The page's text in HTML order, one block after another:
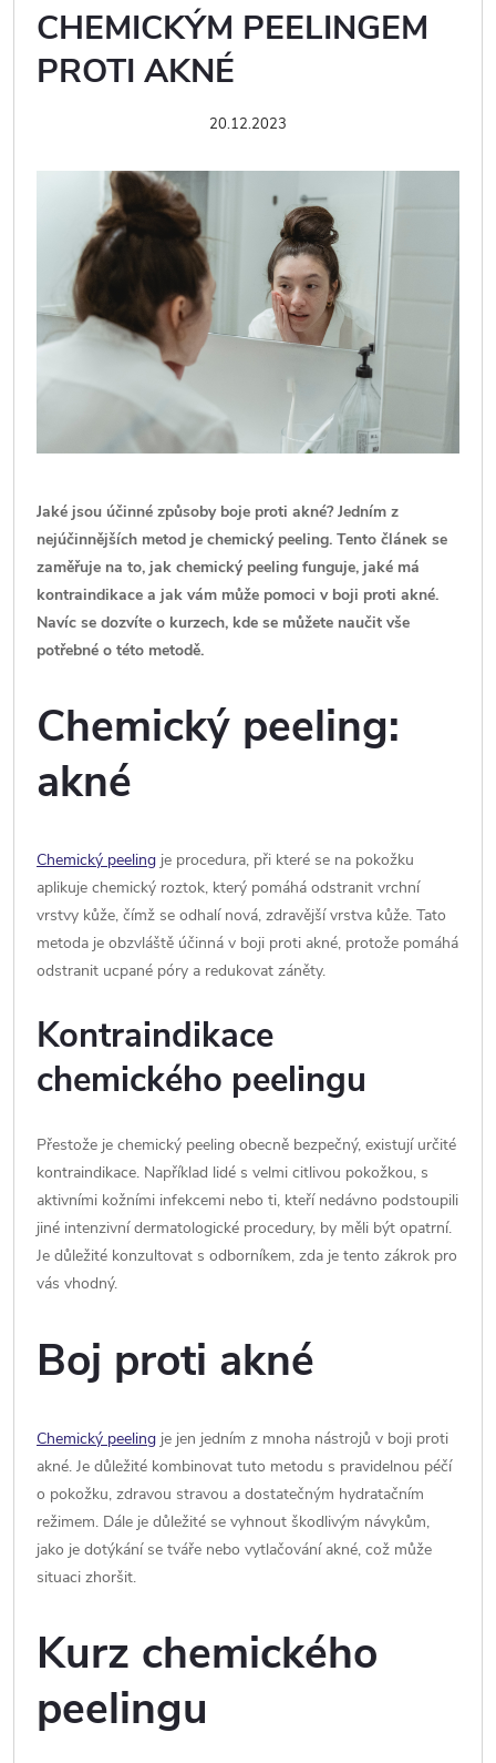
CHEMICKÝM PEELINGEM
PROTI AKNÉ
20.12.2023
Jaké jsou účinné způsoby boje proti akné? Jedním z
nejúčinnějších metod je chemický peeling. Tento článek se
zaměřuje na to, jak chemický peeling funguje, jaké má
kontraindikace a jak vám může pomoci v boji proti akné.
Navíc se dozvíte o kurzech, kde se můžete naučit vše
potřebné o této metodě.
Chemický peeling:
akné
Chemický peeling je procedura, při které se na pokožku
aplikuje chemický roztok, který pomáhá odstranit vrchní
vrstvy kůže, čímž se odhalí nová, zdravější vrstva kůže. Tato
metoda je obzvláště účinná v boji proti akné, protože pomáhá
odstranit ucpané póry a redukovat záněty.
Kontraindikace
chemického peelingu
Přestože je chemický peeling obecně bezpečný, existují určité
kontraindikace. Například lidé s velmi citlivou pokožkou, s
aktivními kožními infekcemi nebo ti, kteří nedávno podstoupili
jiné intenzivní dermatologické procedury, by měli být opatrní.
Je důležité konzultovat s odborníkem, zda je tento zákrok pro
vás vhodný.
Boj proti akné
Chemický peeling je jen jedním z mnoha nástrojů v boji proti
akné. Je důležité kombinovat tuto metodu s pravidelnou péčí
o pokožku, zdravou stravou a dostatečným hydratačním
režimem. Dále je důležité se vyhnout škodlivým návykům,
jako je dotýkání se tváře nebo vytlačování akné, což může
situaci zhoršit.
Kurz chemického
peelingu